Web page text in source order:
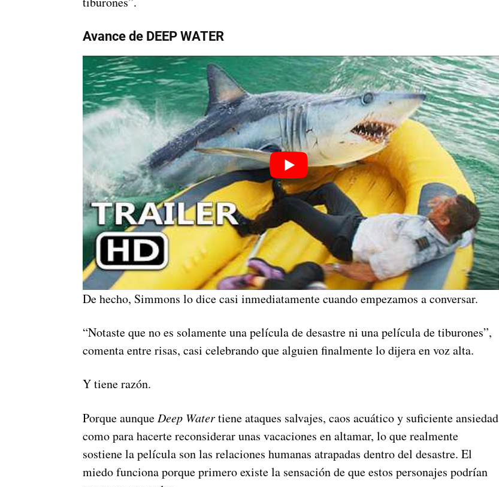
Avance de DEEP WATER
De hecho, Simmons lo dice casi inmediatamente cuando empezamos a conversar.
“Notaste que no es solamente una película de desastre ni una película de tiburones”,
comenta entre risas, casi celebrando que alguien finalmente lo dijera en voz alta.
Y tiene razón.
Porque aunqueDeep Watertiene ataques salvajes, caos acuático y suficiente ansiedad
como para hacerte reconsiderar unas vacaciones en altamar, lo que realmente
sostiene la película son las relaciones humanas atrapadas dentro del desastre. El
miedo funciona porque primero existe la sensación de que estos personajes podrían